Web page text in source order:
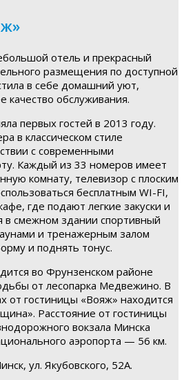
отель и прекрасный
размещения по доступной
в себе домашний уют,
обслуживания.
первых гостей в 2013 году.
в классическом стиле
с современными
Каждый из 33 номеров имеет
комнату, телевизор с плоским
бесплатным WI-FI,
где подают легкие закуски и
в смежном здании спортивный
и тренажерным залом
и поднять тонус.
во Фрунзенском районе
от лесопарка Медвежино. В
от гостиницы «Вояж» находится
Расстояние от гостиницы
вокзала Минска
аэропорта — 56 км.
ул. Якубовского, 52А.